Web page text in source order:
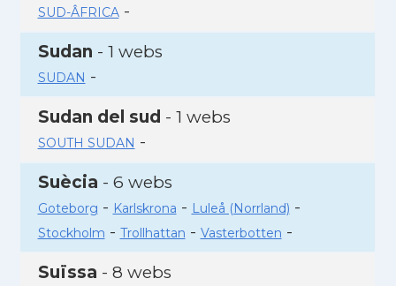
SUD-ÂFRICA-
Sudan - 1 webs
SUDAN -
Sudan del sud - 1 webs
SOUTH SUDAN -
Suècia - 6 webs
Goteborg - Karlskrona - Luleå (Norrland) -
Stockholm - Trollhattan - Vasterbotten -
Suïssa - 8 webs